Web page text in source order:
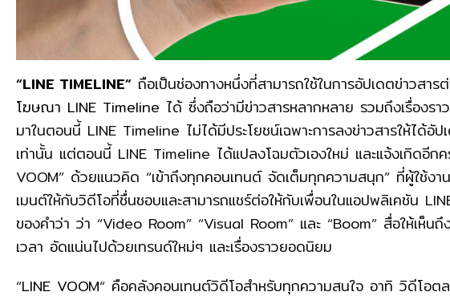
“LINE TIMELINE” ถือเป็นช่องทางหนึ่งที่สามารถใช้ในการอัปเดตข่าวสา
โฆษณา LINE Timeline ได้ ซึ่งถือว่ามีข่าวสารหลากหลาย รวมถึงเรื่องร
มาในตอนนี้ LINE Timeline ไม่ได้มีประโยชน์เฉพาะการลงข่าวสารให้ได้
เท่านั้น แต่ตอนนี้ LINE Timeline ได้แปลงโฉมตัวเองใหม่ และแจ้งเกิดอีก
VOOM” ด้วยแนวคิด “เข้าถึงทุกคอนเทนต์ จัดเต็มทุกความสนุก” ที่ผู้ใช้ง
เมนต์ให้กับวิดีโอที่ชื่นชอบและสามารถแชร์ต่อให้กับเพื่อนในแอปพลิเคชัน
ของคำว่า ว่า “Video Room” “Visual Room” และ “Boom” สื่อให้เห็น
เวลา อัดแน่นไปด้วยเทรนด์ใหม่ๆ และเรื่องราวยอดนิยม
“LINE VOOM“ คือคลังคอนเทนต์วิดีโอสำหรับทุกความสนใจ อาทิ วิดีโอ